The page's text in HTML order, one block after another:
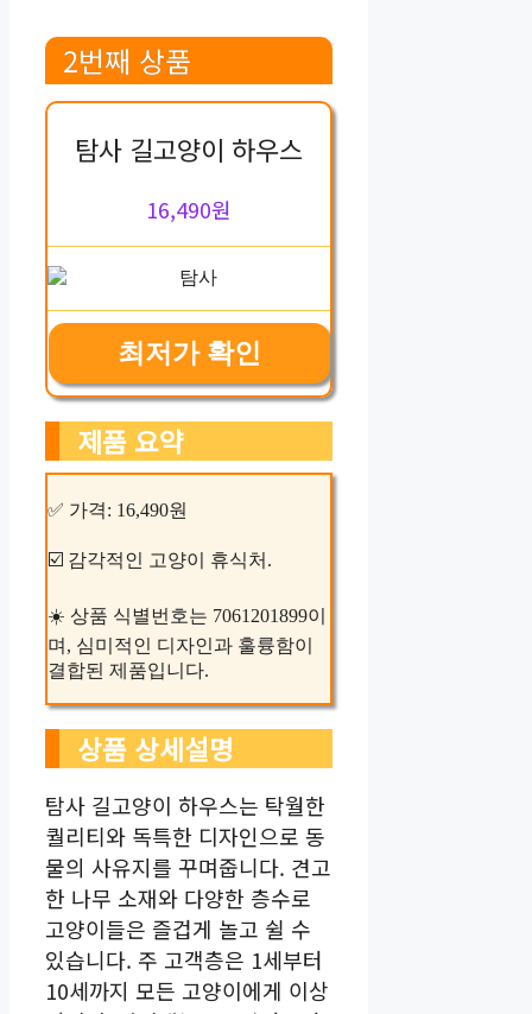
2번째 상품
탐사 길고양이 하우스
16,490원
최저가 확인
제품 요약
✅ 가격: 16,490원
☑️ 감각적인 고양이 휴식처.
☀️ 상품 식별번호는 7061201899이
며, 심미적인 디자인과 훌륭함이
결합된 제품입니다.
상품 상세설명
탐사 길고양이 하우스는 탁월한
퀄리티와 독특한 디자인으로 동
물의 사유지를 꾸며줍니다. 견고
한 나무 소재와 다양한 층수로
고양이들은 즐겁게 놀고 쉴 수
있습니다. 주 고객층은 1세부터
10세까지 모든 고양이에게 이상